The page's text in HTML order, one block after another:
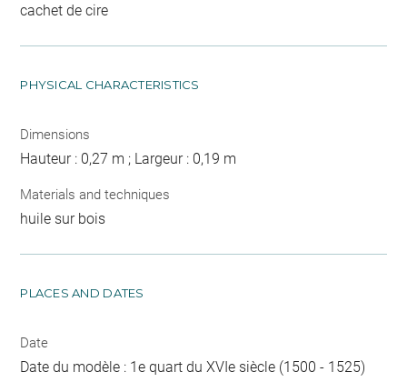
cachet de cire
PHYSICAL CHARACTERISTICS
Dimensions
Hauteur : 0,27 m ; Largeur : 0,19 m
Materials and techniques
huile sur bois
PLACES AND DATES
Date
Date du modèle : 1e quart du XVIe siècle (1500 - 1525)